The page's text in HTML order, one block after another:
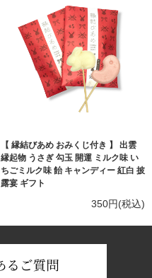
【 縁結びあめ おみくじ付き 】 出雲
縁起物 うさぎ 勾玉 開運 ミルク味 い
ちごミルク味 飴 キャンディー 紅白 披
露宴 ギフト
350円(税込)